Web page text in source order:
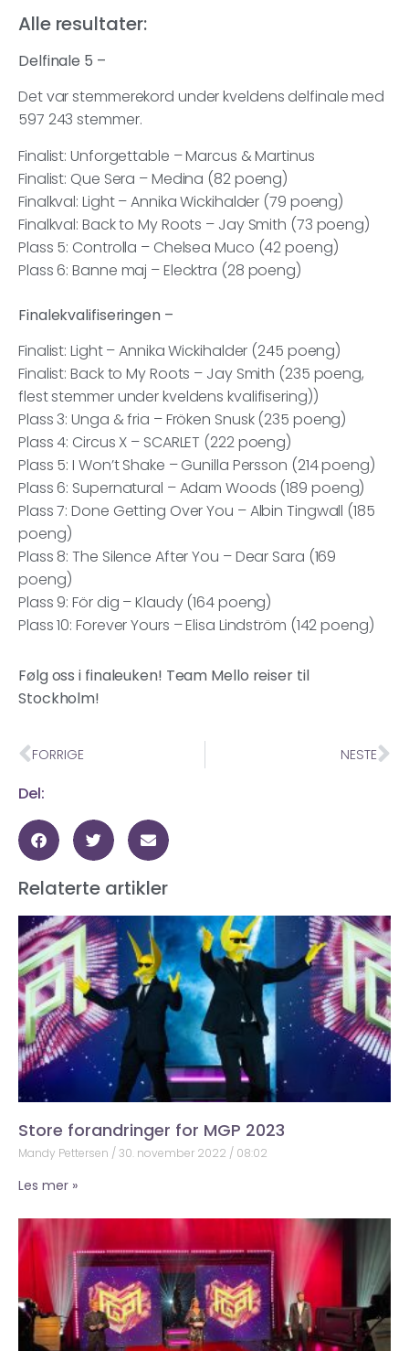
Alle resultater:
Delfinale 5 –
Det var stemmerekord under kveldens delfinale med
597 243 stemmer.
Finalist: Unforgettable – Marcus & Martinus
Finalist: Que Sera – Medina (82 poeng)
Finalkval: Light – Annika Wickihalder (79 poeng)
Finalkval: Back to My Roots – Jay Smith (73 poeng)
Plass 5: Controlla – Chelsea Muco (42 poeng)
Plass 6: Banne maj – Elecktra (28 poeng)
Finalekvalifiseringen –
Finalist: Light – Annika Wickihalder (245 poeng)
Finalist: Back to My Roots – Jay Smith (235 poeng,
flest stemmer under kveldens kvalifisering))
Plass 3: Unga & fria – Fröken Snusk (235 poeng)
Plass 4: Circus X – SCARLET (222 poeng)
Plass 5: I Won’t Shake – Gunilla Persson (214 poeng)
Plass 6: Supernatural – Adam Woods (189 poeng)
Plass 7: Done Getting Over You – Albin Tingwall (185
poeng)
Plass 8: The Silence After You – Dear Sara (169
poeng)
Plass 9: För dig – Klaudy (164 poeng)
Plass 10: Forever Yours – Elisa Lindström (142 poeng)
Følg oss i finaleuken! Team Mello reiser til
Stockholm!
FORRIGE NESTE
Del:
Relaterte artikler
Store forandringer for MGP 2023
Mandy Pettersen 30. november 2022 08:02
Les mer »